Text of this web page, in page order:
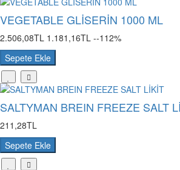
VEGETABLE GLİSERİN 1000 ML
2.506,08TL 1.181,16TL --112%
Sepete Ekle
SALTYMAN BREIN FREEZE SALT
211,28TL
Sepete Ekle